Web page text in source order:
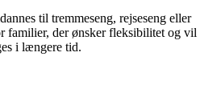
til tremmeseng, rejseseng eller
familier, der ønsker fleksibilitet og vil
i længere tid.